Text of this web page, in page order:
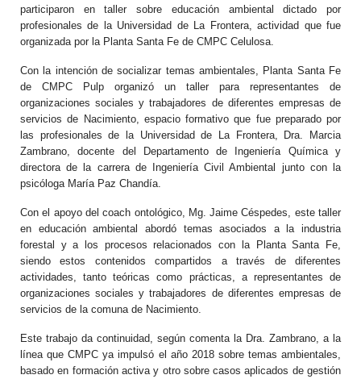
participaron en taller sobre educación ambiental dictado por
profesionales de la Universidad de La Frontera, actividad que fue
organizada por la Planta Santa Fe de CMPC Celulosa.
Con la intención de socializar temas ambientales, Planta Santa Fe
de CMPC Pulp organizó un taller para representantes de
organizaciones sociales y trabajadores de diferentes empresas de
servicios de Nacimiento, espacio formativo que fue preparado por
las profesionales de la Universidad de La Frontera, Dra. Marcia
Zambrano, docente del Departamento de Ingeniería Química y
directora de la carrera de Ingeniería Civil Ambiental junto con la
psicóloga María Paz Chandía.
Con el apoyo del coach ontológico, Mg. Jaime Céspedes, este taller
en educación ambiental abordó temas asociados a la industria
forestal y a los procesos relacionados con la Planta Santa Fe,
siendo estos contenidos compartidos a través de diferentes
actividades, tanto teóricas como prácticas, a representantes de
organizaciones sociales y trabajadores de diferentes empresas de
servicios de la comuna de Nacimiento.
Este trabajo da continuidad, según comenta la Dra. Zambrano, a la
línea que CMPC ya impulsó el año 2018 sobre temas ambientales,
basado en formación activa y otro sobre casos aplicados de gestión